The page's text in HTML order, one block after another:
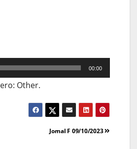
00:00
Other.
Jornal F 09/10/2023